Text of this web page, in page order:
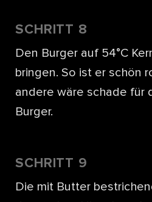
SCHRITT 8
Den Burger auf 54°C
bringen. So ist er schön
andere wäre schade für
Burger.
SCHRITT 9
Die mit Butter